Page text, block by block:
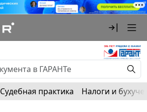
Судебная практика Налоги и